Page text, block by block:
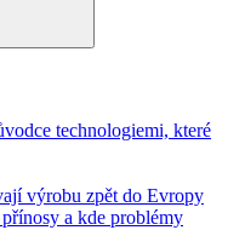
technologiemi, které
výrobu zpět do Evropy
a kde problémy